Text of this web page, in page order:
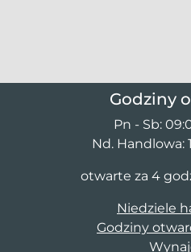
Godziny
Pn - Sb:
Nd. Handlowa:
otwarte za 4
Niedziele
Godziny